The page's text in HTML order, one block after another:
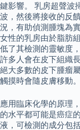
鍵影響。 乳房超聲波
波，然後將接收的反
況，有助偵測腫塊為
女性的乳房由於脂肪
低了其檢測的靈敏度
許多人會在皮下組織
絕大多數的皮下腫瘤
觸摸時會隨皮膚移動。
應用臨床化學的原理
的水平都可能是癌症
液，可檢測的成分包